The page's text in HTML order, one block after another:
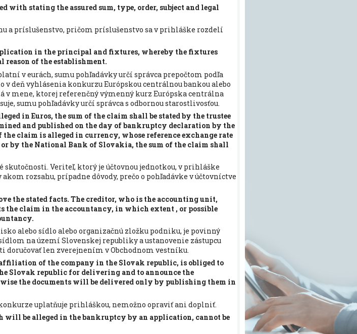
with stating the assured sum, type, order, subject and legal
a príslušenstvo, pričom príslušenstvo sa v prihláške rozdelí
in the principal and fixtures, whereby the fixtures
of the establishment.
v eurách, sumu pohľadávky určí správca prepočtom podľa
deň vyhlásenia konkurzu Európskou centrálnou bankou alebo
v mene, ktorej referenčný výmenný kurz Európska centrálna
sumu pohľadávky určí správca s odbornou starostlivosťou.
in Euros, the sum of the claim shall be stated by the trustee
and published on the day of bankruptcy declaration by the
claim is alleged in currency, whose reference exchange rate
by the National Bank of Slovakia, the sum of the claim shall
Veriteľ, ktorý je účtovnou jednotkou, v prihláške
rozsahu, prípadne dôvody, prečo o pohľadávke v účtovníctve
the stated facts. The creditor, who is the accounting unit,
the claim in the accountancy, in which extent , or possible
alebo sídlo alebo organizačnú zložku podniku, je povinný
na území Slovenskej republiky a ustanovenie zástupcu
doručovať len zverejnením v Obchodnom vestníku.
of the company in the Slovak republic, is obliged to
Slovak republic for delivering and to announce the
the documents will be delivered only by publishing them in
uplatňuje prihláškou, nemožno opraviť ani doplniť.
be alleged in the bankruptcy by an application, cannot be